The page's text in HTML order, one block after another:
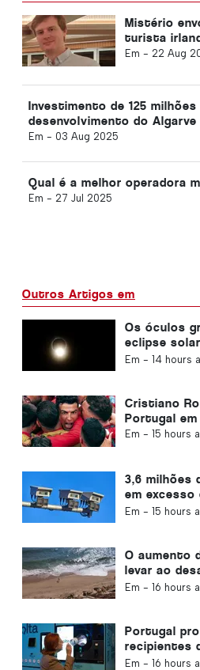
Mistério
turista
Em - 22 Aug
Investimento de 125
desenvolvimento do Algarve
Em - 03 Aug 2025
Qual é a melhor operadora
Em - 27 Jul 2025
Outros Artigos em
Os óculos
eclipse
acabaram
Em - 14 hours
Cristiano
Portugal
Em - 15 hours
3,6 milhões
em excesso
Portugal em
Em - 15 hours
O aumento
levar ao
por cento
Em - 16 hours
Portugal
recipientes
único sem
Em - 16 hours